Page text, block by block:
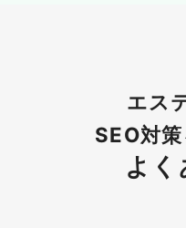
的になるほど競合は
ます。検索数は少な
したキーワードを積
母数を増やせます。
エス
SEO対
よく